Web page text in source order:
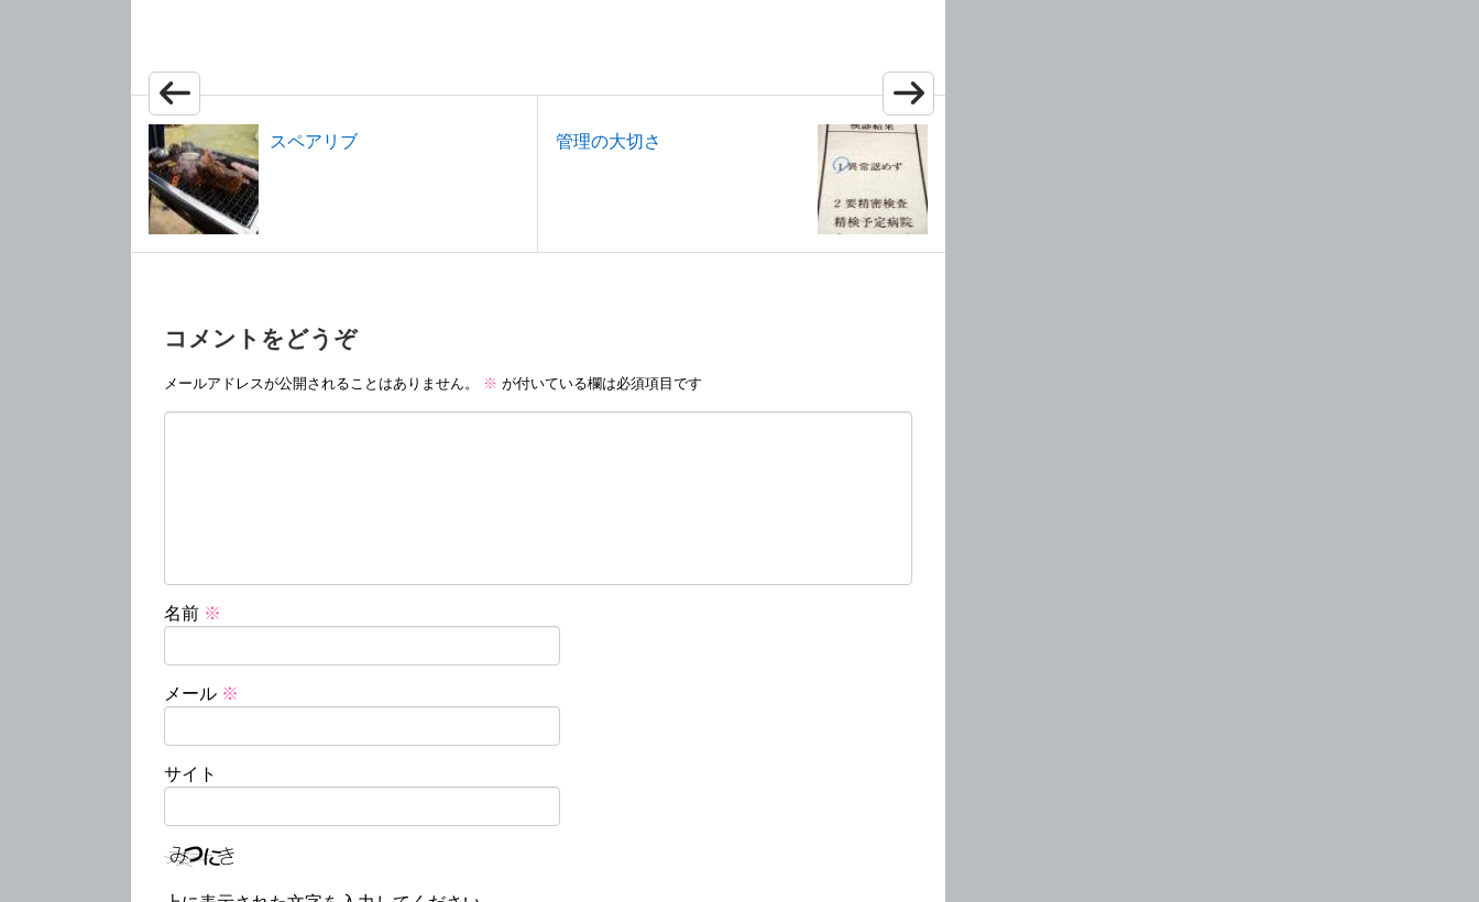
スペアリブ 管理の大切さ
コメントをどうぞ
メールアドレスが公開されることはありません。 ※ が付いている欄は必須項目です
名前 ※
メール ※
サイト